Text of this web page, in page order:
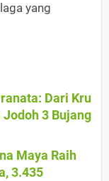
yang
Dari Kru
3 Bujang
Maya Raih
3.435